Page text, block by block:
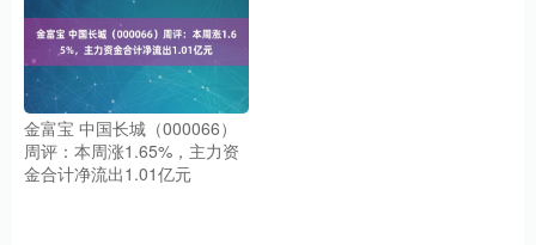
金富宝 中国长城（000066）
周评：本周涨1.65%，主力资
金合计净流出1.01亿元